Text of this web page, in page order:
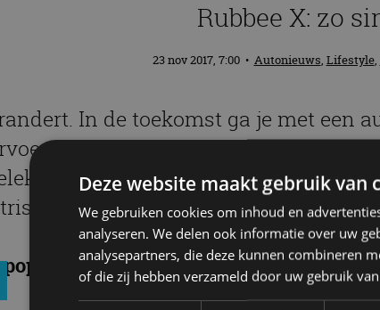
Rubbee X: zo
23 nov 2017, 7:00 • Autonieuws, Lifestyle,
In de toekomst ga je met een
De fiets bijvoorbeeld. Omdat
die op elke fiets past, de
fiets.
blogs in je mailbox? Meld je
Deze website maakt gebruik van
We gebruiken cookies om inhoud en
analyseren. We delen ook informatie over uw
analysepartners, die deze kunnen combineren
of die zij hebben verzameld door uw gebruik